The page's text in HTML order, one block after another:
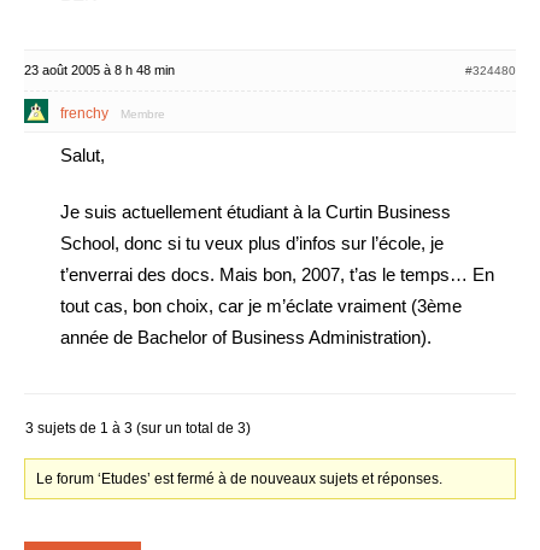
23 août 2005 à 8 h 48 min #324480
frenchy Membre
Salut,
Je suis actuellement étudiant à la Curtin Business
School, donc si tu veux plus d’infos sur l’école, je
t’enverrai des docs. Mais bon, 2007, t’as le temps… En
tout cas, bon choix, car je m’éclate vraiment (3ème
année de Bachelor of Business Administration).
3 sujets de 1 à 3 (sur un total de 3)
Le forum ‘Etudes’ est fermé à de nouveaux sujets et réponses.